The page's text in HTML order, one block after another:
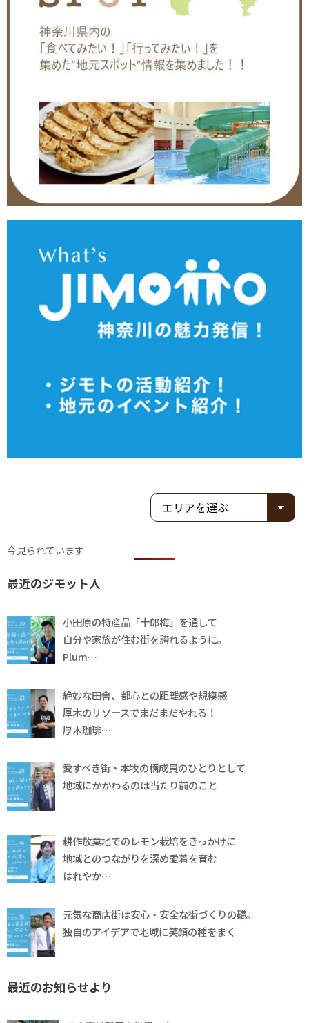
今見られています
最近のジモット人
小田原の特産品「十郎梅」を通して
自分や家族が住む街を誇れるように。
Plum…
絶妙な田舎、都心との距離感や規模感
厚木のリソースでまだまだやれる！
厚木珈琲…
愛すべき街・本牧の構成員のひとりとして
地域にかかわるのは当たり前のこと
耕作放棄地でのレモン栽培をきっかけに
地域とのつながりを深め愛着を育む
はれやか…
元気な商店街は安心・安全な街づくりの礎。
独自のアイデアで地域に笑顔の種をまく
最近のお知らせより